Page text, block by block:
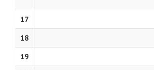
17
18
19